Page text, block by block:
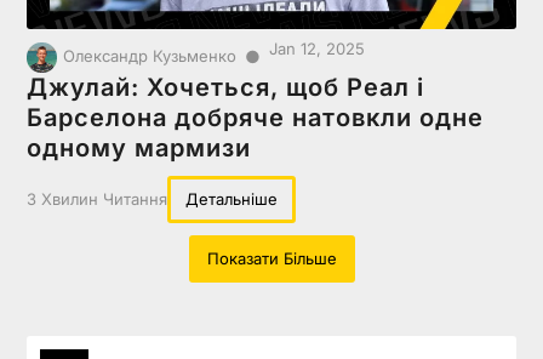
Олександр Кузьменко ● Jan 12, 2025
Джулай: Хочеться, щоб Реал і
Барселона добряче натовкли одне
одному мармизи
3 Хвилин Читання Детальніше
Показати Більше